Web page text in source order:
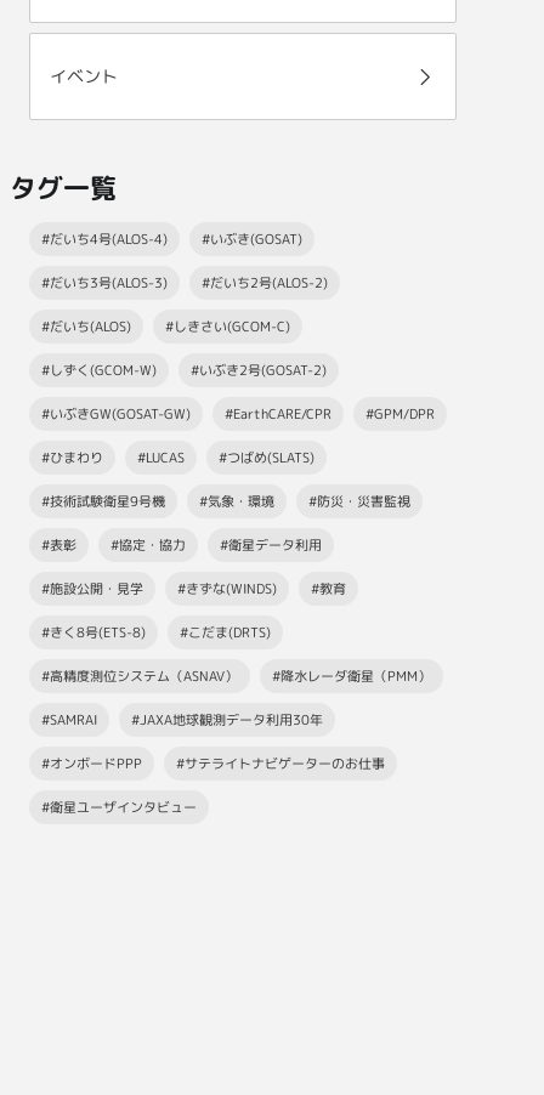
イベント
タグ一覧
#だいち4号(ALOS-4) #いぶき(GOSAT)
#だいち3号(ALOS-3) #だいち2号(ALOS-2)
#だいち(ALOS) #しきさい(GCOM-C)
#しずく(GCOM-W) #いぶき2号(GOSAT-2)
#いぶきGW(GOSAT-GW) #EarthCARE/CPR #GPM/DPR
#ひまわり #LUCAS #つばめ(SLATS)
#技術試験衛星9号機 #気象・環境 #防災・災害監視
#表彰 #協定・協力 #衛星データ利用
#施設公開・見学 #きずな(WINDS) #教育
#きく8号(ETS-8) #こだま(DRTS)
#高精度測位システム（ASNAV） #降水レーダ衛星（PMM）
#SAMRAI #JAXA地球観測データ利用30年
#オンボードPPP #サテライトナビゲーターのお仕事
#衛星ユーザインタビュー